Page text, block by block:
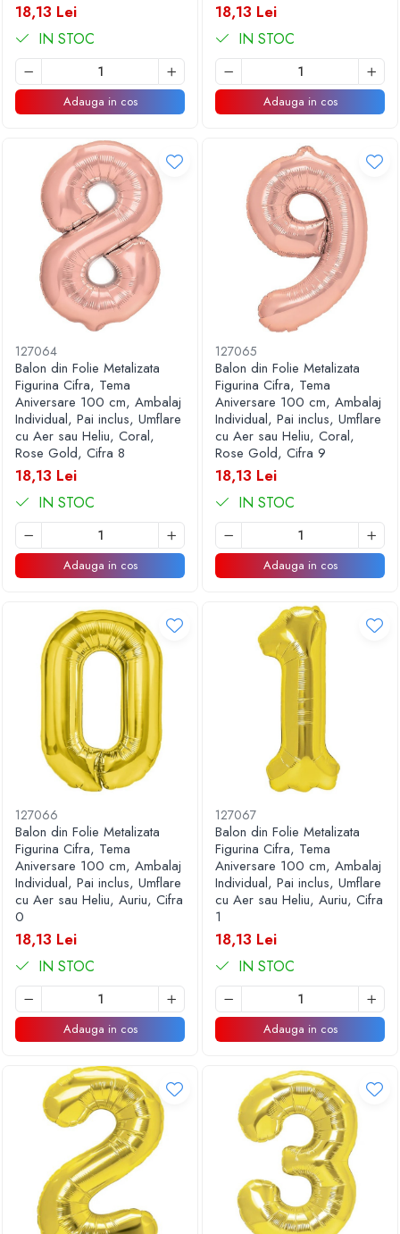
18,13 Lei
IN STOC
Adauga in cos
18,13 Lei
IN STOC
Adauga in cos
127064
Balon din Folie Metalizata
Figurina Cifra, Tema
Aniversare 100 cm, Ambalaj
Individual, Pai inclus, Umflare
cu Aer sau Heliu, Coral,
Rose Gold, Cifra 8
18,13 Lei
IN STOC
Adauga in cos
127065
Balon din Folie Metalizata
Figurina Cifra, Tema
Aniversare 100 cm, Ambalaj
Individual, Pai inclus, Umflare
cu Aer sau Heliu, Coral,
Rose Gold, Cifra 9
18,13 Lei
IN STOC
Adauga in cos
127066
Balon din Folie Metalizata
Figurina Cifra, Tema
Aniversare 100 cm, Ambalaj
Individual, Pai inclus, Umflare
cu Aer sau Heliu, Auriu, Cifra
0
18,13 Lei
IN STOC
Adauga in cos
127067
Balon din Folie Metalizata
Figurina Cifra, Tema
Aniversare 100 cm, Ambalaj
Individual, Pai inclus, Umflare
cu Aer sau Heliu, Auriu, Cifra
1
18,13 Lei
IN STOC
Adauga in cos